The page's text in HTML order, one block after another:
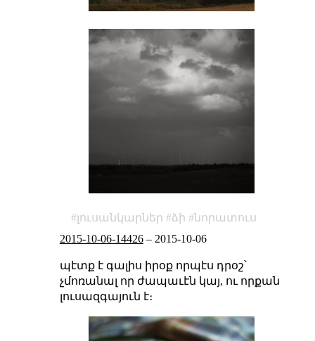
լուսանկարներ ձի
նորատուս
2015-10-06-14426– 2015-10-06
պէտք է գալիս իրօք որպէս դրօշ՝
չմոռանալ որ ժապաւէն կայ, ու որքան
լուսազգայուն է։